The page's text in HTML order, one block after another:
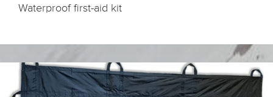
Waterproof first-aid kit